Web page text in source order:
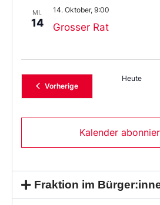
MI.
14 Grosser Rat
14. Oktober, 9:00
VorherigeVeranstaltungen
Heute
Kalender
Fraktion im